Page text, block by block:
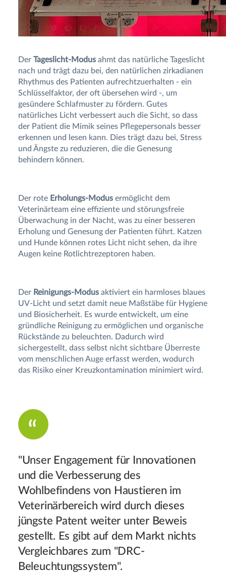
Der Tageslicht-Modusahmt das natürliche Tageslicht
nach und trägt dazu bei, den natürlichen zirkadianen
Rhythmus des Patienten aufrechtzuerhalten - ein
Schlüsselfaktor, der oft übersehen wird -, um
gesündere Schlafmuster zu fördern. Gutes
natürliches Licht verbessert auch die Sicht, so dass
der Patient die Mimik seines Pflegepersonals besser
erkennen und lesen kann. Dies trägt dazu bei, Stress
und Ängste zu reduzieren, die die Genesung
behindern können.
Der rote Erholungs-Modusermöglicht dem
Veterinärteam eine effiziente und störungsfreie
Überwachung in der Nacht, was zu einer besseren
Erholung und Genesung der Patienten führt. Katzen
und Hunde können rotes Licht nicht sehen, da ihre
Augen keine Rotlichtrezeptoren haben.
Der Reinigungs-Modusaktiviert ein harmloses blaues
UV-Licht und setzt damit neue Maßstäbe für Hygiene
und Biosicherheit. Es wurde entwickelt, um eine
gründliche Reinigung zu ermöglichen und organische
Rückstände zu beleuchten. Dadurch wird
sichergestellt, dass selbst nicht sichtbare Überreste
vom menschlichen Auge erfasst werden, wodurch
das Risiko einer Kreuzkontamination minimiert wird.
"Unser Engagement für Innovationen
und die Verbesserung des
Wohlbefindens von Haustieren im
Veterinärbereich wird durch dieses
jüngste Patent weiter unter Beweis
gestellt. Es gibt auf dem Markt nichts
Vergleichbares zum "DRC-
Beleuchtungssystem".